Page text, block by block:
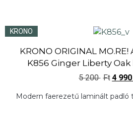
KRONO
KRONO ORIGINAL
K856 Ginger Liberty
5 200 Ft 4 990
Modern faerezetű laminált padló